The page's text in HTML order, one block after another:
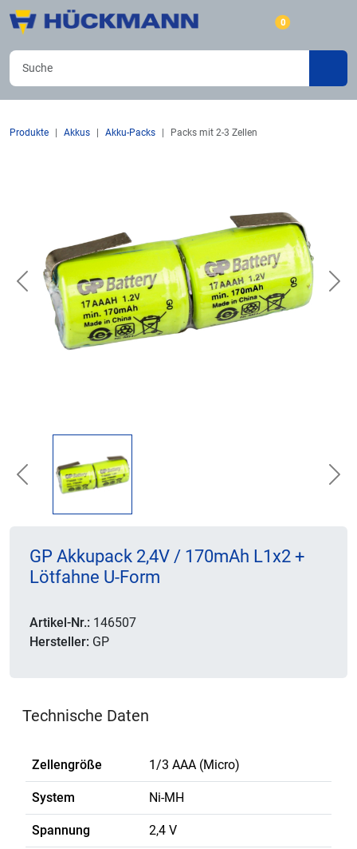
0
Produkte Akkus Akku-Packs Packs mit 2-3 Zellen
Previous
Previous
GP Akkupack 2,4V / 170mAh L1x2 +
Lötfahne U-Form
Artikel-Nr.: 146507
Hersteller: GP
Technische Daten
Zellengröße 1/3 AAA (Micro)
System Ni-MH
Spannung 2,4 V